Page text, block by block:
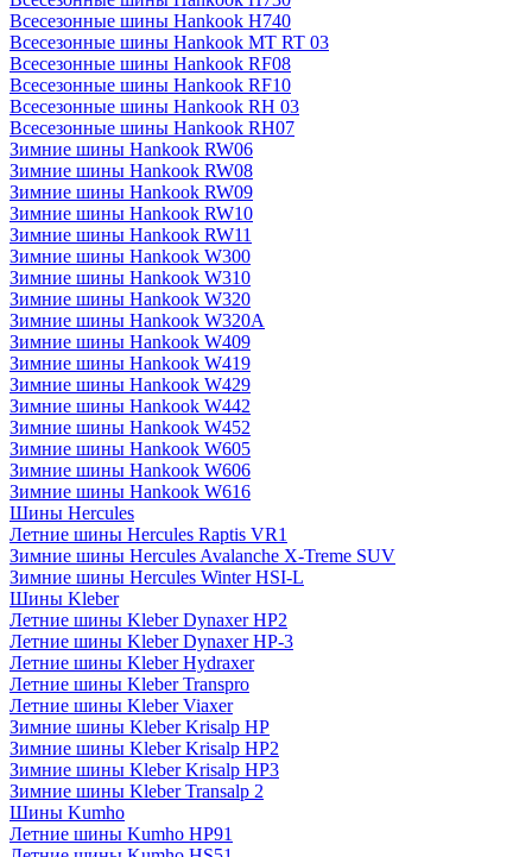
Всесезонные шины Hankook H740
Всесезонные шины Hankook MT RT 03
Всесезонные шины Hankook RF08
Всесезонные шины Hankook RF10
Всесезонные шины Hankook RH 03
Всесезонные шины Hankook RH07
Зимние шины Hankook RW06
Зимние шины Hankook RW08
Зимние шины Hankook RW09
Зимние шины Hankook RW10
Зимние шины Hankook RW11
Зимние шины Hankook W300
Зимние шины Hankook W310
Зимние шины Hankook W320
Зимние шины Hankook W320A
Зимние шины Hankook W409
Зимние шины Hankook W419
Зимние шины Hankook W429
Зимние шины Hankook W442
Зимние шины Hankook W452
Зимние шины Hankook W605
Зимние шины Hankook W606
Зимние шины Hankook W616
Шины Hercules
Летние шины Hercules Raptis VR1
Зимние шины Hercules Avalanche X-Treme SUV
Зимние шины Hercules Winter HSI-L
Шины Kleber
Летние шины Kleber Dynaxer HP2
Летние шины Kleber Dynaxer HP-3
Летние шины Kleber Hydraxer
Летние шины Kleber Transpro
Летние шины Kleber Viaxer
Зимние шины Kleber Krisalp HP
Зимние шины Kleber Krisalp HP2
Зимние шины Kleber Krisalp HP3
Зимние шины Kleber Transalp 2
Шины Kumho
Летние шины Kumho HP91